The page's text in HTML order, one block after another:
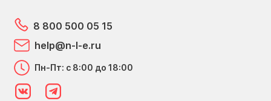
8 800 500 05 15
help@n-l-e.ru
Пн-Пт: с 8:00 до 18:00